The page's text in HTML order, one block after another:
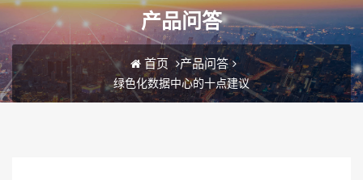
产品问答
首页 产品问答
绿色化数据中心的十点建议